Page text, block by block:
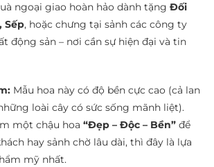
ngoại giao hoàn hảo dành tặng Đối
Sếp, hoặc chưng tại sảnh các công ty
động sản – nơi cần sự hiện đại và tin
Mẫu hoa này có độ bền cực cao (cả lan
loài cây có sức sống mãnh liệt).
một chậu hoa “Đẹp – Độc – Bền” để
hay sảnh chờ lâu dài, thì đây là lựa
mỹ nhất.